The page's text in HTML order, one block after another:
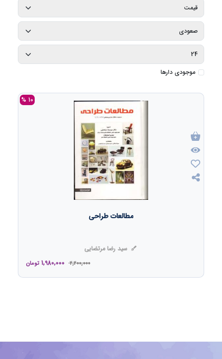
موجودی دارها
10 %
مطالعات طراحی
سید رضا مرتضایی
2,200,000
1,980,000 تومان